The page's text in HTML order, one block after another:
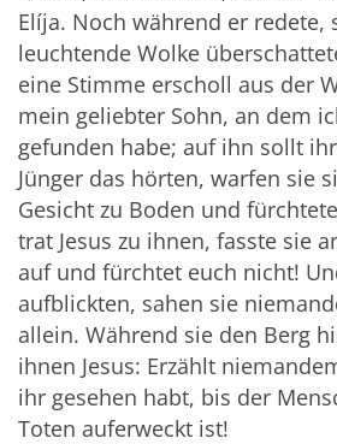
Elíja. Noch während er redete,
leuchtende Wolke
eine Stimme erscholl aus der
mein geliebter Sohn, an dem
gefunden habe; auf ihn sollt
Jünger das hörten, warfen sie
Gesicht zu Boden und
trat Jesus zu ihnen, fasste sie
auf und fürchtet euch nicht!
aufblickten, sahen sie
allein. Während sie den Berg
ihnen Jesus: Erzählt
ihr gesehen habt, bis der
Toten auferweckt ist!